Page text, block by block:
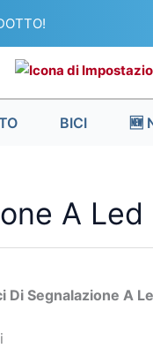
BICI 🆕
A Led
Di Segnalazione A
in
al
più
recente